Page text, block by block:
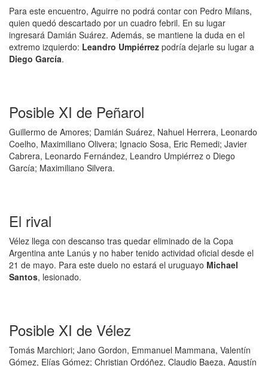
Para este encuentro, Aguirre no podrá contar con Pedro Milans,
quien quedó descartado por un cuadro febril. En su lugar
ingresará Damián Suárez. Además, se mantiene la duda en el
extremo izquierdo: Leandro Umpiérrez podría dejarle su lugar a
Diego García.
Posible XI de Peñarol
Guillermo de Amores; Damián Suárez, Nahuel Herrera, Leonardo
Coelho, Maximiliano Olivera; Ignacio Sosa, Eric Remedi; Javier
Cabrera, Leonardo Fernández, Leandro Umpiérrez o Diego
García; Maximiliano Silvera.
El rival
Vélez llega con descanso tras quedar eliminado de la Copa
Argentina ante Lanús y no haber tenido actividad oficial desde el
21 de mayo. Para este duelo no estará el uruguayo Michael
Santos, lesionado.
Posible XI de Vélez
Tomás Marchiori; Jano Gordon, Emmanuel Mammana, Valentín
Gómez, Elías Gómez; Christian Ordóñez, Claudio Baeza, Agustín